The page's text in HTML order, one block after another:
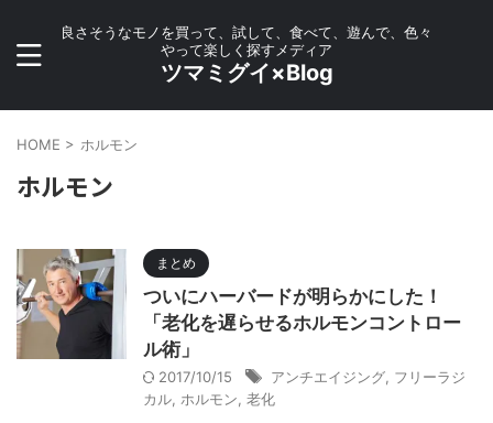
良さそうなモノを買って、試して、食べて、遊んで、色々
やって楽しく探すメディア
ツマミグイ×Blog
HOME > ホルモン
ホルモン
まとめ
ついにハーバードが明らかにした！
「老化を遅らせるホルモンコントロー
ル術」
2017/10/15 アンチエイジング フリーラジ
カル ホルモン 老化